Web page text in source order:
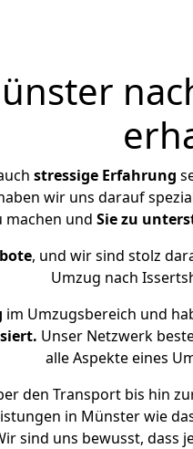
stressige Erfahrung
wir uns darauf
machen und Sie zu
, und wir sind stolz
Umzug nach
im Umzugsbereich und
Unser Netzwerk
alle Aspekte eines
den Transport bis hin
in Münster wie
sind uns bewusst,